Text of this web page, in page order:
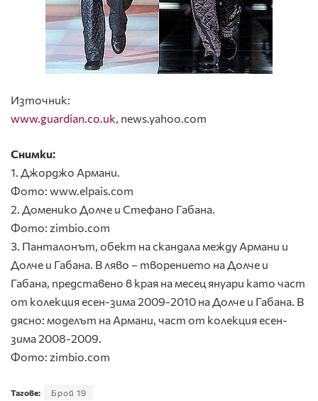
Източник:
www.guardian.co.uk, news.yahoo.com
Снимки:
1. Джорджо Армани.
Фото: www.elpais.com
2. Доменико Долче и Стефано Габана.
Фото: zimbio.com
3. Панталонът, обект на скандала между Армани и
Долче и Габана. В ляво – творението на Долче и
Габана, представено в края на месец януари като част
от колекция есен-зима 2009-2010 на Долче и Габана. В
дясно: моделът на Армани, част от колекция есен-
зима 2008-2009.
Фото: zimbio.com
Тагове: Брой 19